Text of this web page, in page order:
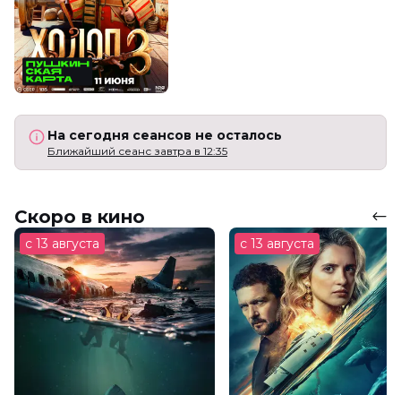
На сегодня сеансов не осталось
Ближайший сеанс завтра в 12:35
Скоро в кино
с 13 августа с 13 августа